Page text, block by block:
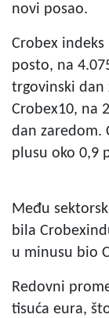
novi posao.
Crobex
posto, na
trgovinski dan
Crobex10, na
dan zaredom.
plusu oko 0,9
Među
bila
u minusu bio
Redovni
tisuća eura,